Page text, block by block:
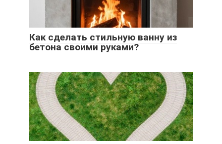
Как сделать стильную ванну из
бетона своими руками?